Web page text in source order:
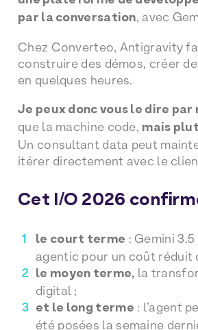
par la conversation, avec
Chez Converteo, Antigravity
construire des démos, créer
en quelques heures.
Je peux donc vous le dire
que la machine code, mais
Un consultant data peut
itérer directement avec le
Cet I/O 2026
le court terme : Gemini
agentic pour un coût réduit
le moyen terme, la
digital ;
et le long terme : l’agent
été posées la semaine